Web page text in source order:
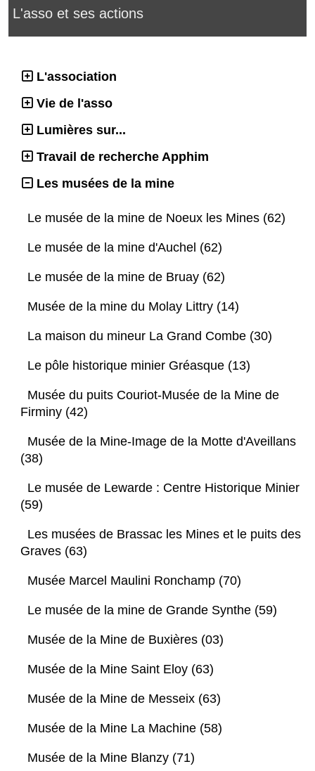
L'asso et ses actions
L'association
Vie de l'asso
Lumières sur...
Travail de recherche Apphim
Les musées de la mine
Le musée de la mine de Noeux les Mines (62)
Le musée de la mine d'Auchel (62)
Le musée de la mine de Bruay (62)
Musée de la mine du Molay Littry (14)
La maison du mineur La Grand Combe (30)
Le pôle historique minier Gréasque (13)
Musée du puits Couriot-Musée de la Mine de
Firminy (42)
Musée de la Mine-Image de la Motte d'Aveillans
(38)
Le musée de Lewarde : Centre Historique Minier
(59)
Les musées de Brassac les Mines et le puits des
Graves (63)
Musée Marcel Maulini Ronchamp (70)
Le musée de la mine de Grande Synthe (59)
Musée de la Mine de Buxières (03)
Musée de la Mine Saint Eloy (63)
Musée de la Mine de Messeix (63)
Musée de la Mine La Machine (58)
Musée de la Mine Blanzy (71)